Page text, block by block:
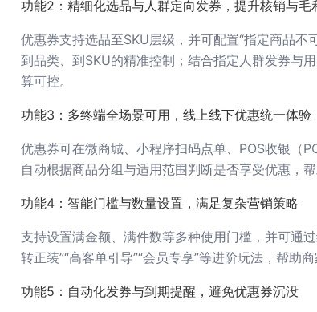
功能2：精细化选品与人群定向发券，提升核销与毛
优惠券支持选品至SKU层级，并可配置“指定商品不
到品类、到SKU的精准控制；结合指定人群发券与
算可控。
功能3：多终端全场景可用，线上线下优惠统一体验
优惠券可在微商城、小程序扫码点单、POS收银（
自动根据商品分组与适用范围判断是否享受优惠，
功能4：智能门槛与数量设置，满足复杂营销策略
支持设置满金额、满件数等多种使用门槛，并可通
转正装”“高客单引导”“会员专享”等进阶玩法，帮助
功能5：自动化发券与到期提醒，避免优惠券沉没